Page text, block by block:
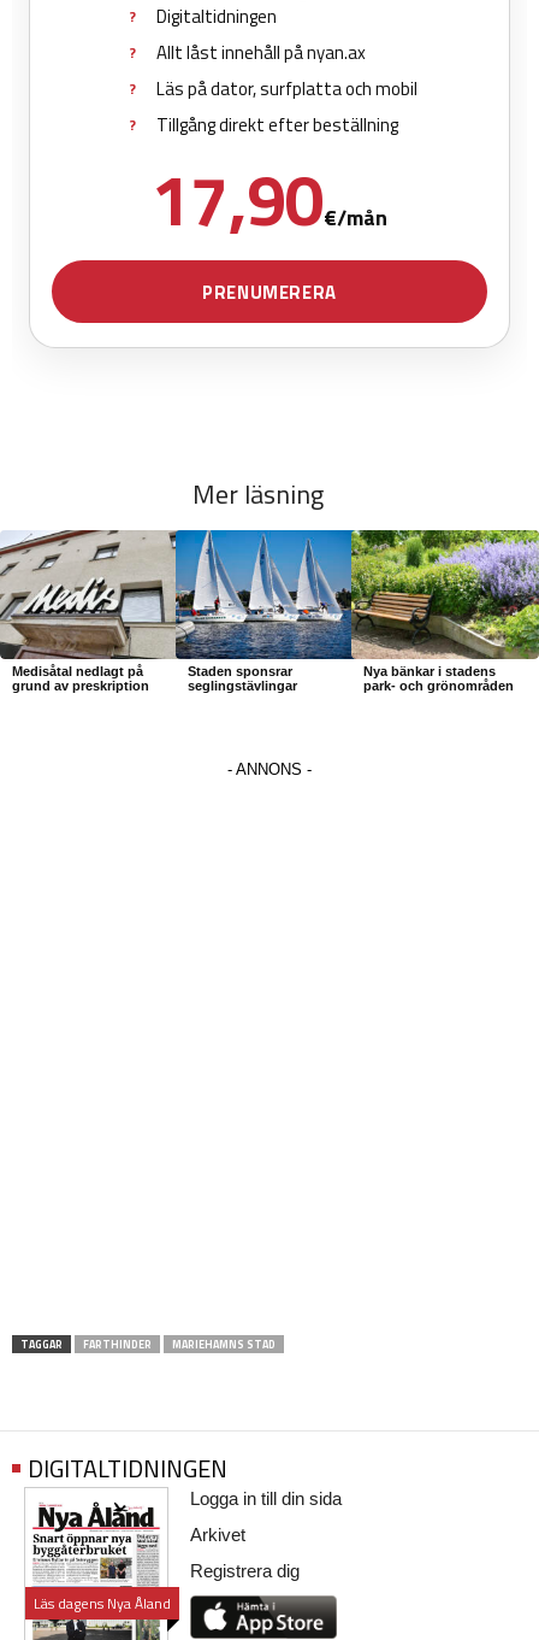
Mer läsning
Medisåtal nedlagt på
grund av preskription
Staden sponsrar
seglingstävlingar
Nya bänkar i stadens
park- och grönområden
TAGGAR FARTHINDER MARIEHAMNS STAD
DIGITALTIDNINGEN
Läs dagens Nya Åland
Logga in till din sida
Arkivet
Registrera dig